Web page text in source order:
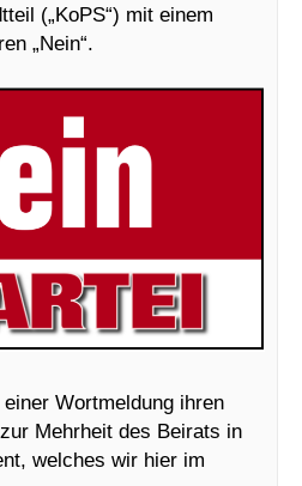
(„KoPS“) mit einem
„Nein“.
Wortmeldung ihren
Mehrheit des Beirats in
welches wir hier im